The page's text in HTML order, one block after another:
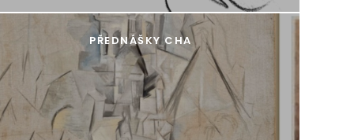
PŘEDNÁŠKY CHA